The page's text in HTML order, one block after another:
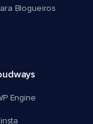
Blogueiros
Engine